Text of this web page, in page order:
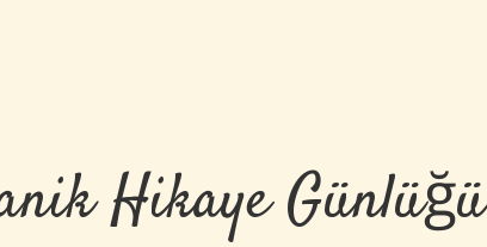
Hikaye Günlüğü